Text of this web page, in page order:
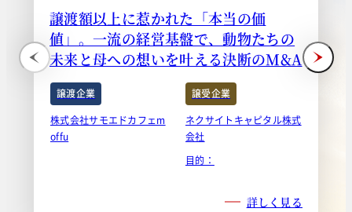
譲渡額以上に惹かれた「本当の価
値」。一流の経営基盤で、動物たちの
未来と母への想いを叶える決断のM&A
譲渡企業
譲受企業
株式会社サモエドカフェm
offu
ネクサイトキャピタル株式
会社
目的：
詳しく見る